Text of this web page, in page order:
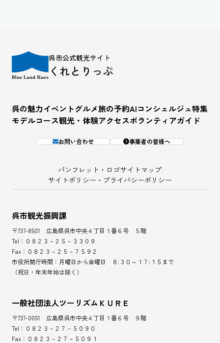
呉市公式観光サイト
くれとりっぷ
呉の魅力イベントグルメ旅の予約AIコンシェルジュ特集
モデルコース観光・体験アクセスボランティアガイド
お問い合わせ 事業者の皆様へ
パンフレット・ロゴサイトマップ
サイトポリシー・プライバシーポリシー
呉市観光振興課
〒737-8501 広島県呉市中央４丁目１番６号 ５階
Tel：０８２３－２５－３３０９
Fax：０８２３－２５－７５９２
市役所開庁時間：月曜日から金曜日 ８:３０～１７:１５まで
（祝日・年末年始は除く）
一般社団法人ツーリズムＫＵＲＥ
〒737-0051 広島県呉市中央４丁目１番６号 ９階
Tel：０８２３－２７－５０９０
Fax：０８２３－２７－５０９１